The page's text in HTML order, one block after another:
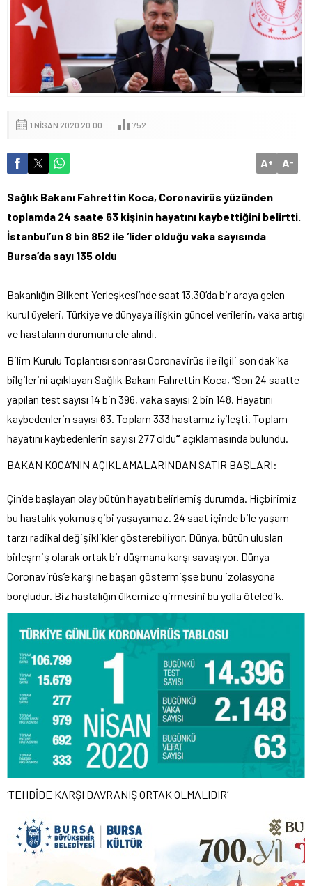
1 NISAN 2020 20:00 752
A+ A-
Sağlık Bakanı Fahrettin Koca, Coronavirüs yüzünden
toplamda 24 saate 63 kişinin hayatını kaybettiğini belirtti.
İstanbul’un 8 bin 852 ile ‘lider olduğu vaka sayısında
Bursa’da sayı 135 oldu
Bakanlığın Bilkent Yerleşkesi’nde saat 13.30’da bir araya gelen
kurul üyeleri, Türkiye ve dünyaya ilişkin güncel verilerin, vaka artışı
ve hastaların durumunu ele alındı.
Bilim Kurulu Toplantısı sonrası Coronavirüs ile ilgili son dakika
bilgilerini açıklayan Sağlık Bakanı Fahrettin Koca, “Son 24 saatte
yapılan test sayısı 14 bin 396, vaka sayısı 2 bin 148. Hayatını
kaybedenlerin sayısı 63. Toplam 333 hastamız iyileşti. Toplam
hayatını kaybedenlerin sayısı 277 oldu”açıklamasında bulundu.
BAKAN KOCA’NIN AÇIKLAMALARINDAN SATIR BAŞLARI:
Çin’de başlayan olay bütün hayatı belirlemiş durumda. Hiçbirimiz
bu hastalık yokmuş gibi yaşayamaz. 24 saat içinde bile yaşam
tarzı radikal değişiklikler gösterebiliyor. Dünya, bütün ulusları
birleşmiş olarak ortak bir düşmana karşı savaşıyor. Dünya
Coronavirüs’e karşı ne başarı göstermişse bunu izolasyona
borçludur. Biz hastalığın ülkemize girmesini bu yolla öteledik.
‘TEHDİDE KARŞI DAVRANIŞ ORTAK OLMALIDIR’